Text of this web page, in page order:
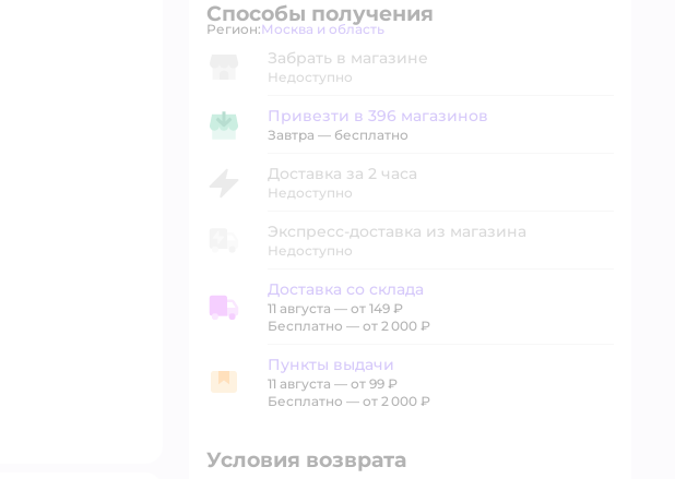
Способы получения
Регион: Выбор адреса доставки.
Москва и область
Забрать в магазине
Недоступно
Привезти в магазин
Привезти в 396 магазинов
Завтра — бесплатно
Доставка за 2 часа
Недоступно
Экспресс-доставка из магазина
Недоступно
Доставка со склада
Доставка со склада
11 августа — от 149 ₽
Бесплатно — от 2 000 ₽
Пункты выдачи
Пункты выдачи
11 августа — от 99 ₽
Бесплатно — от 2 000 ₽
Условия возврата